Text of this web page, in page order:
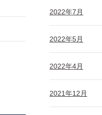
2022年7月
2022年5月
2022年4月
2021年12月